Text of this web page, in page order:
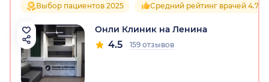
Выбор пациентов 2025 Средний рейтинг врачей 4.7
Онли Клиник на Ленина
4.5 159 отзывов